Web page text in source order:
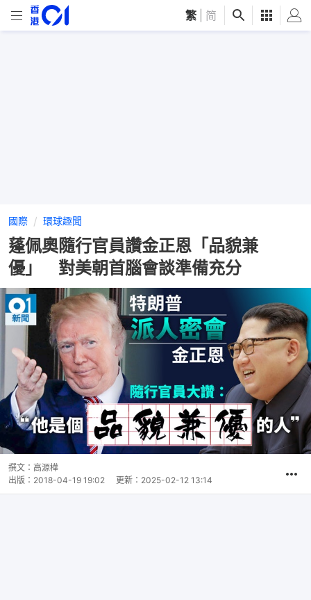
繁 简
國際 環球趣聞
蓬佩奧隨行官員讚金正恩「品貌兼
優」 對美朝首腦會談準備充分
撰文： 高源樺
出版： 2018-04-19 19:02 更新： 2025-02-12 13:14